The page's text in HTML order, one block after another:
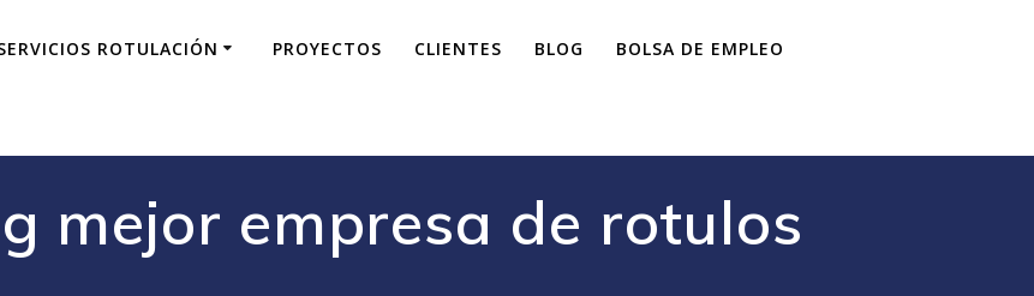
ROTULACIÓN PROYECTOS CLIENTES BLOG BOLSA DE EMPLEO
mejor empresa de rotulos